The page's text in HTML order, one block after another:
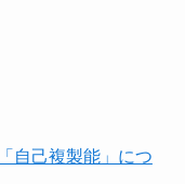
自己複製能」につ